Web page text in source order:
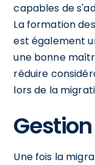
capables de
La formation
est également
une bonne
réduire
lors de la
Une fois la